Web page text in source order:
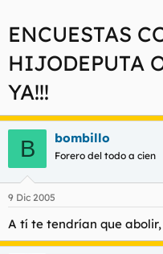
ENCUESTAS
HIJODEPUTA
YA!!!
B bombillo
Forero del todo a cien
9 Dic 2005
A tí te tendrían que